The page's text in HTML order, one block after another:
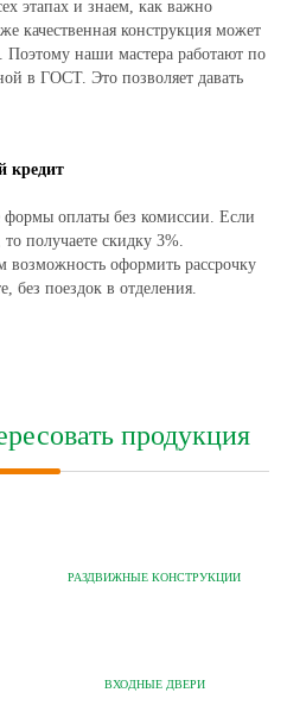
этапах и знаем, как важно
качественная конструкция может
Поэтому наши мастера работают по
в ГОСТ. Это позволяет давать
кредит
оплаты без комиссии. Если
получаете скидку 3%.
возможность оформить рассрочку
без поездок в отделения.
продукция
РАЗДВИЖНЫЕ КОНСТРУКЦИИ
ВХОДНЫЕ ДВЕРИ